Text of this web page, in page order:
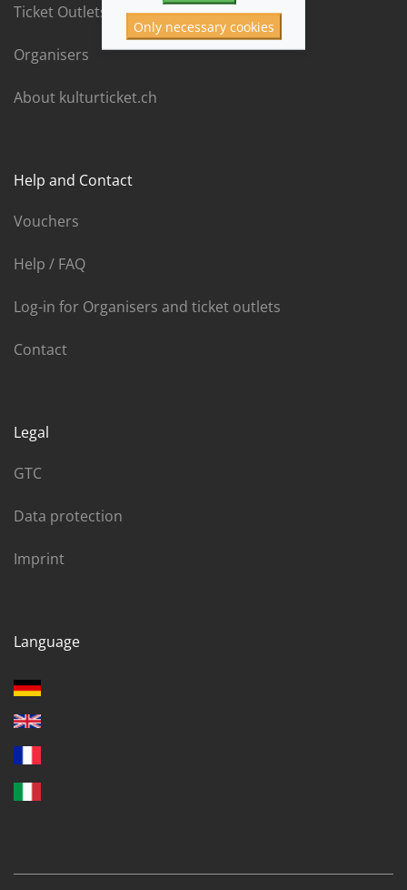
Ticket Outlets
Organisers
About kulturticket.ch
Help and Contact
Vouchers
Help / FAQ
Log-in for Organisers and ticket outlets
Contact
Legal
GTC
Data protection
Imprint
Language
Only necessary cookies